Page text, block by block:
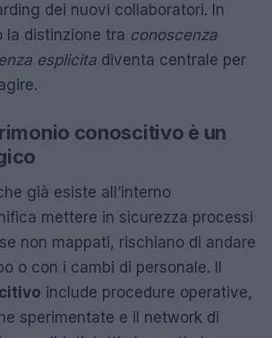
dei nuovi collaboratori. In
la distinzione tra conoscenza
esplicita diventa centrale per
conoscitivo è un
già esiste all’interno
mettere in sicurezza processi
non mappati, rischiano di andare
o con i cambi di personale. Il
include procedure operative,
sperimentate e il network di